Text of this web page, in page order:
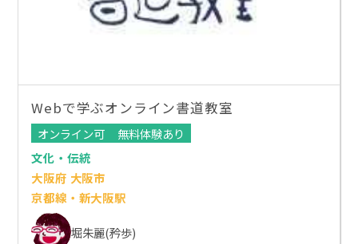
Webで学ぶオンライン書道教室
オンライン可
無料体験あり
文化・伝統
大阪府 大阪市
京都線・新大阪駅
堀朱麗(矜歩)